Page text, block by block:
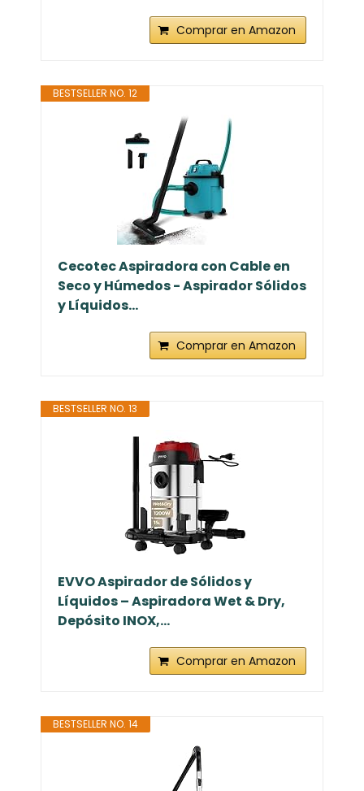
Comprar en Amazon
BESTSELLER NO. 12
Cecotec Aspiradora con Cable en
Seco y Húmedos - Aspirador Sólidos
y Líquidos...
Comprar en Amazon
BESTSELLER NO. 13
EVVO Aspirador de Sólidos y
Líquidos – Aspiradora Wet & Dry,
Depósito INOX,...
Comprar en Amazon
BESTSELLER NO. 14